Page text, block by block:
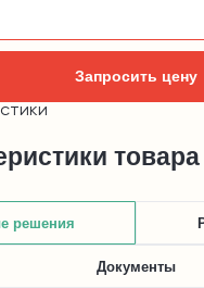
Запросить цену
товара
решения
Документы